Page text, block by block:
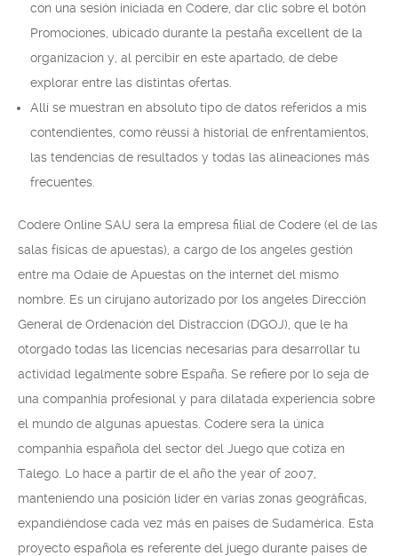
con una sesión iniciada en Codere, dar clic sobre el botón
Promociones, ubicado durante la pestaña excellent de la
organizacion y, al percibir en este apartado, de debe
explorar entre las distintas ofertas.
Allí se muestran en absoluto tipo de datos referidos a mis
contendientes, como réussi à historial de enfrentamientos,
las tendencias de resultados y todas las alineaciones más
frecuentes.
Codere Online SAU sera la empresa filial de Codere (el de las
salas físicas de apuestas), a cargo de los angeles gestión
entre ma Odaie de Apuestas on the internet del mismo
nombre. Es un cirujano autorizado por los angeles Dirección
General de Ordenación del Distraccion (DGOJ), que le ha
otorgado todas las licencias necesarias para desarrollar tu
actividad legalmente sobre España. Se refiere por lo seja de
una companhia profesional y para dilatada experiencia sobre
el mundo de algunas apuestas. Codere sera la única
companhia española del sector del Juego que cotiza en
Talego. Lo hace a partir de el año the year of 2007,
manteniendo una posición líder en varias zonas geográficas,
expandiéndose cada vez más en países de Sudamérica. Esta
proyecto española es referente del juego durante países de